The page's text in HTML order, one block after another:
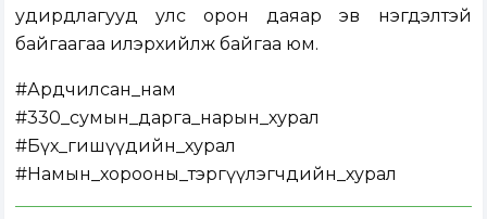
удирдлагууд улс орон даяар эв нэгдэлтэй
байгаагаа илэрхийлж байгаа юм.
#Ардчилсан_нам
#330_сумын_дарга_нарын_хурал
#Бүх_гишүүдийн_хурал
#Намын_хорооны_тэргүүлэгчдийн_хурал